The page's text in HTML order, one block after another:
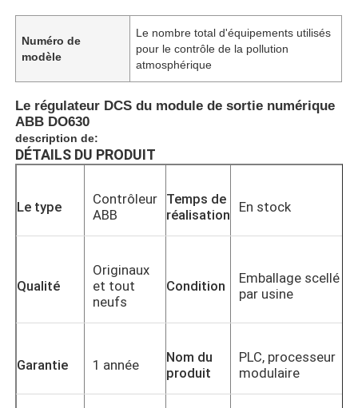
Numéro de
modèle
Le nombre total d'équipements utilisés
pour le contrôle de la pollution
atmosphérique
Le régulateur DCS du module de sortie numérique
ABB DO630
description de:
DÉTAILS DU PRODUIT
Le type
Contrôleur
ABB
Temps de
réalisation
En stock
Qualité
Originaux
et tout
neufs
Condition
Emballage scellé
par usine
Garantie 1 année
Nom du
produit
PLC, processeur
modulaire